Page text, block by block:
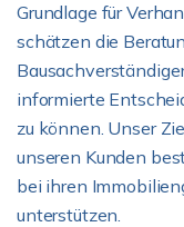
Grundlage für
schätzen die
informierte
zu können. Unser
unseren Kunden
bei ihren
unterstützen.